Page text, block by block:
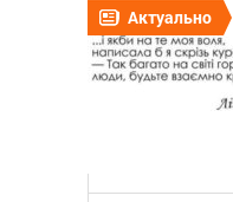
Актуально